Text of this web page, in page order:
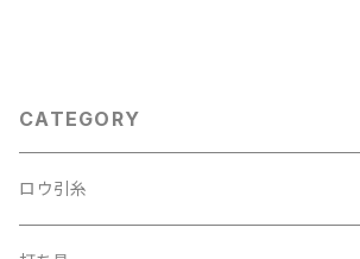
CATEGORY
ロウ引糸